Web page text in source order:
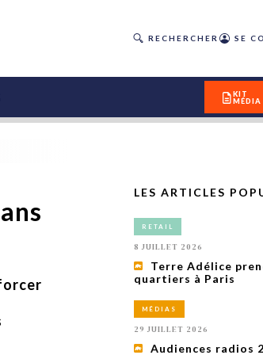
RECHERCHER SE
Loire Tourisme
déconnexion en
KIT
MÉDIA
LES ARTICLES
RETAIL
8 JUILLET 2026
Terre Adélice
quartiers à Paris
MÉDIAS
29 JUILLET 2026
Audiences radios